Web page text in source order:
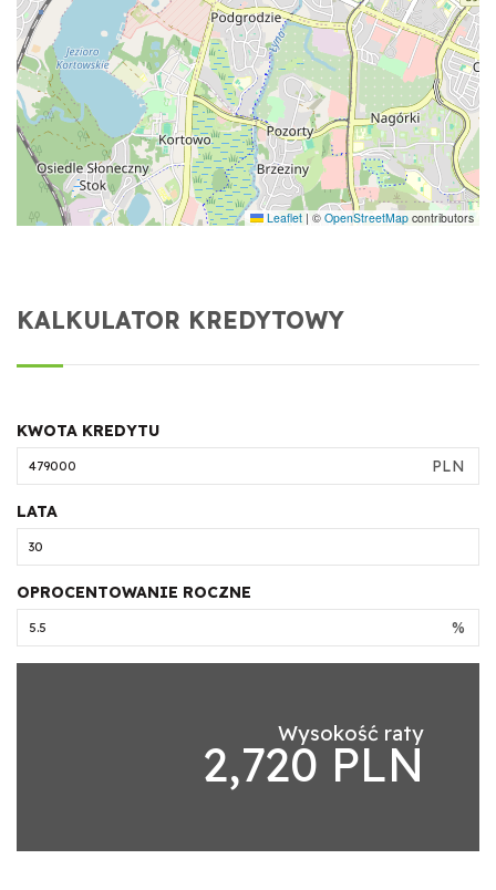
Leaflet | © OpenStreetMap contributors
KALKULATOR KREDYTOWY
KWOTA KREDYTU
PLN
LATA
OPROCENTOWANIE ROCZNE
%
Wysokość raty
2,720 PLN